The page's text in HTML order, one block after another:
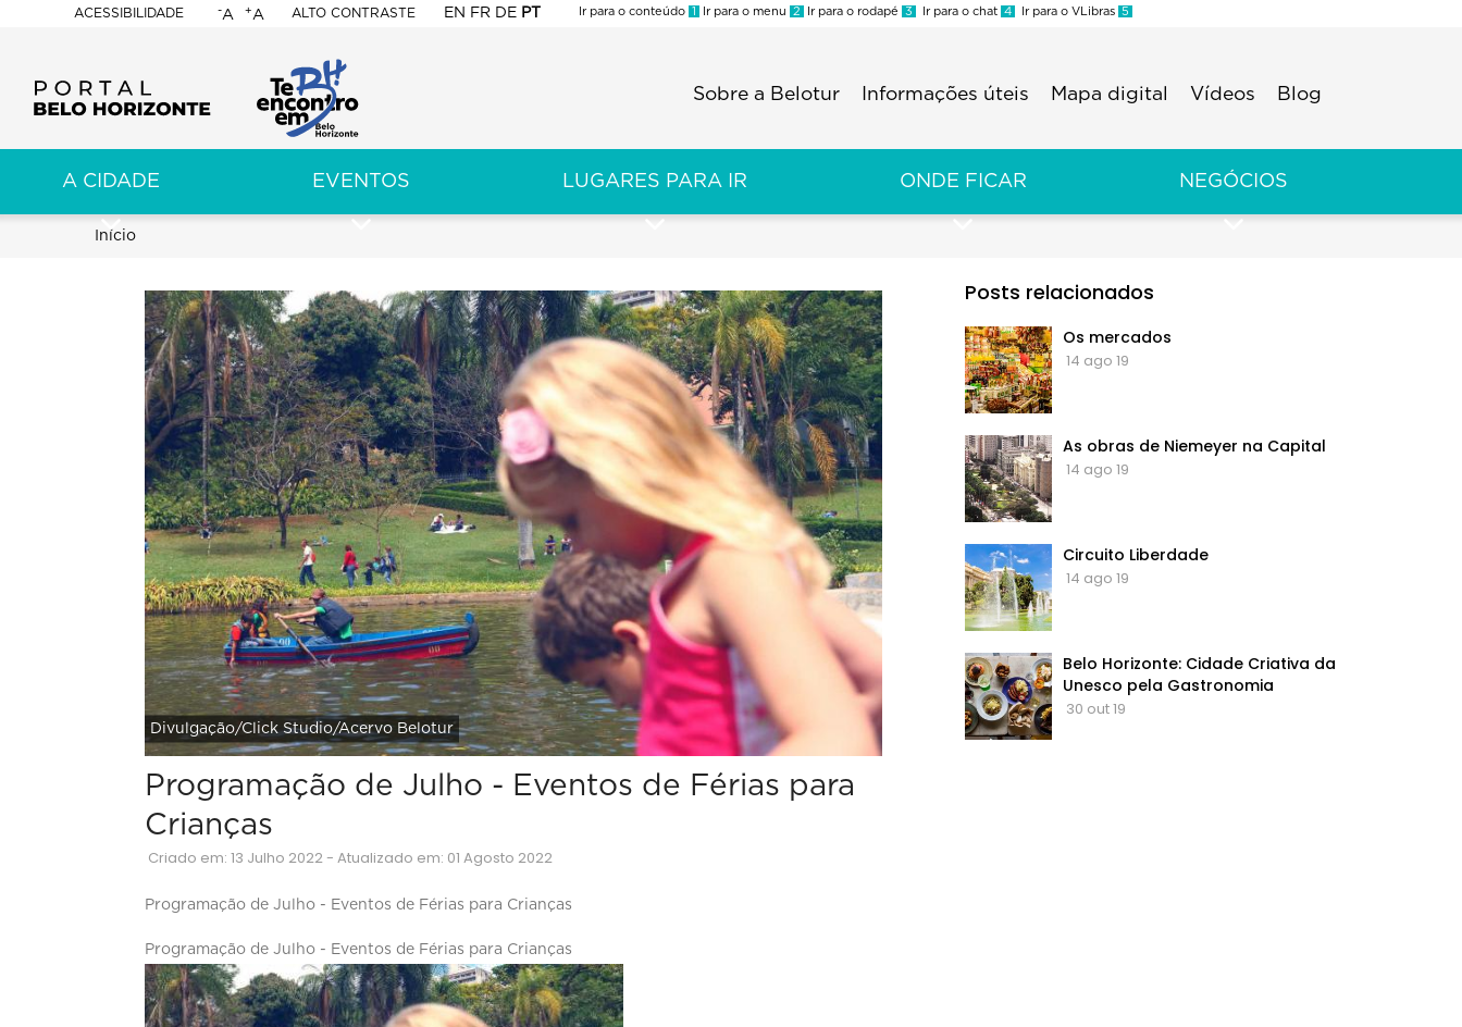
ACESSIBILIDADE
BELO
HORIZONTE
-A +A ALTO CONTRASTE EN FR DE PT
Ir para o conteúdo 1 Ir para o menu 2 Ir para o rodapé 3 Ir para o chat 4 Ir para o VLibras 5
Sobre a Belotur Informações úteis Mapa digital Vídeos Blog
A CIDADE EVENTOS LUGARES PARA IR ONDE FICAR NEGÓCIOS
Trilha
navegação
Início
Divulgação/Click Studio/Acervo Belotur
Programação de Julho - Eventos de Férias para
Crianças
Criado em: 13 Julho 2022 - Atualizado em: 01 Agosto 2022
Programação de Julho - Eventos de Férias para Crianças
Programação de Julho - Eventos de Férias para Crianças
Posts relacionados
Os mercados
14 ago 19
As obras de Niemeyer na Capital
14 ago 19
Circuito Liberdade
14 ago 19
Belo Horizonte: Cidade Criativa da
Unesco pela Gastronomia
30 out 19